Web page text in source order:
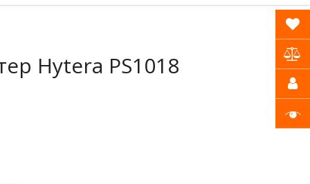
Hytera PS1018